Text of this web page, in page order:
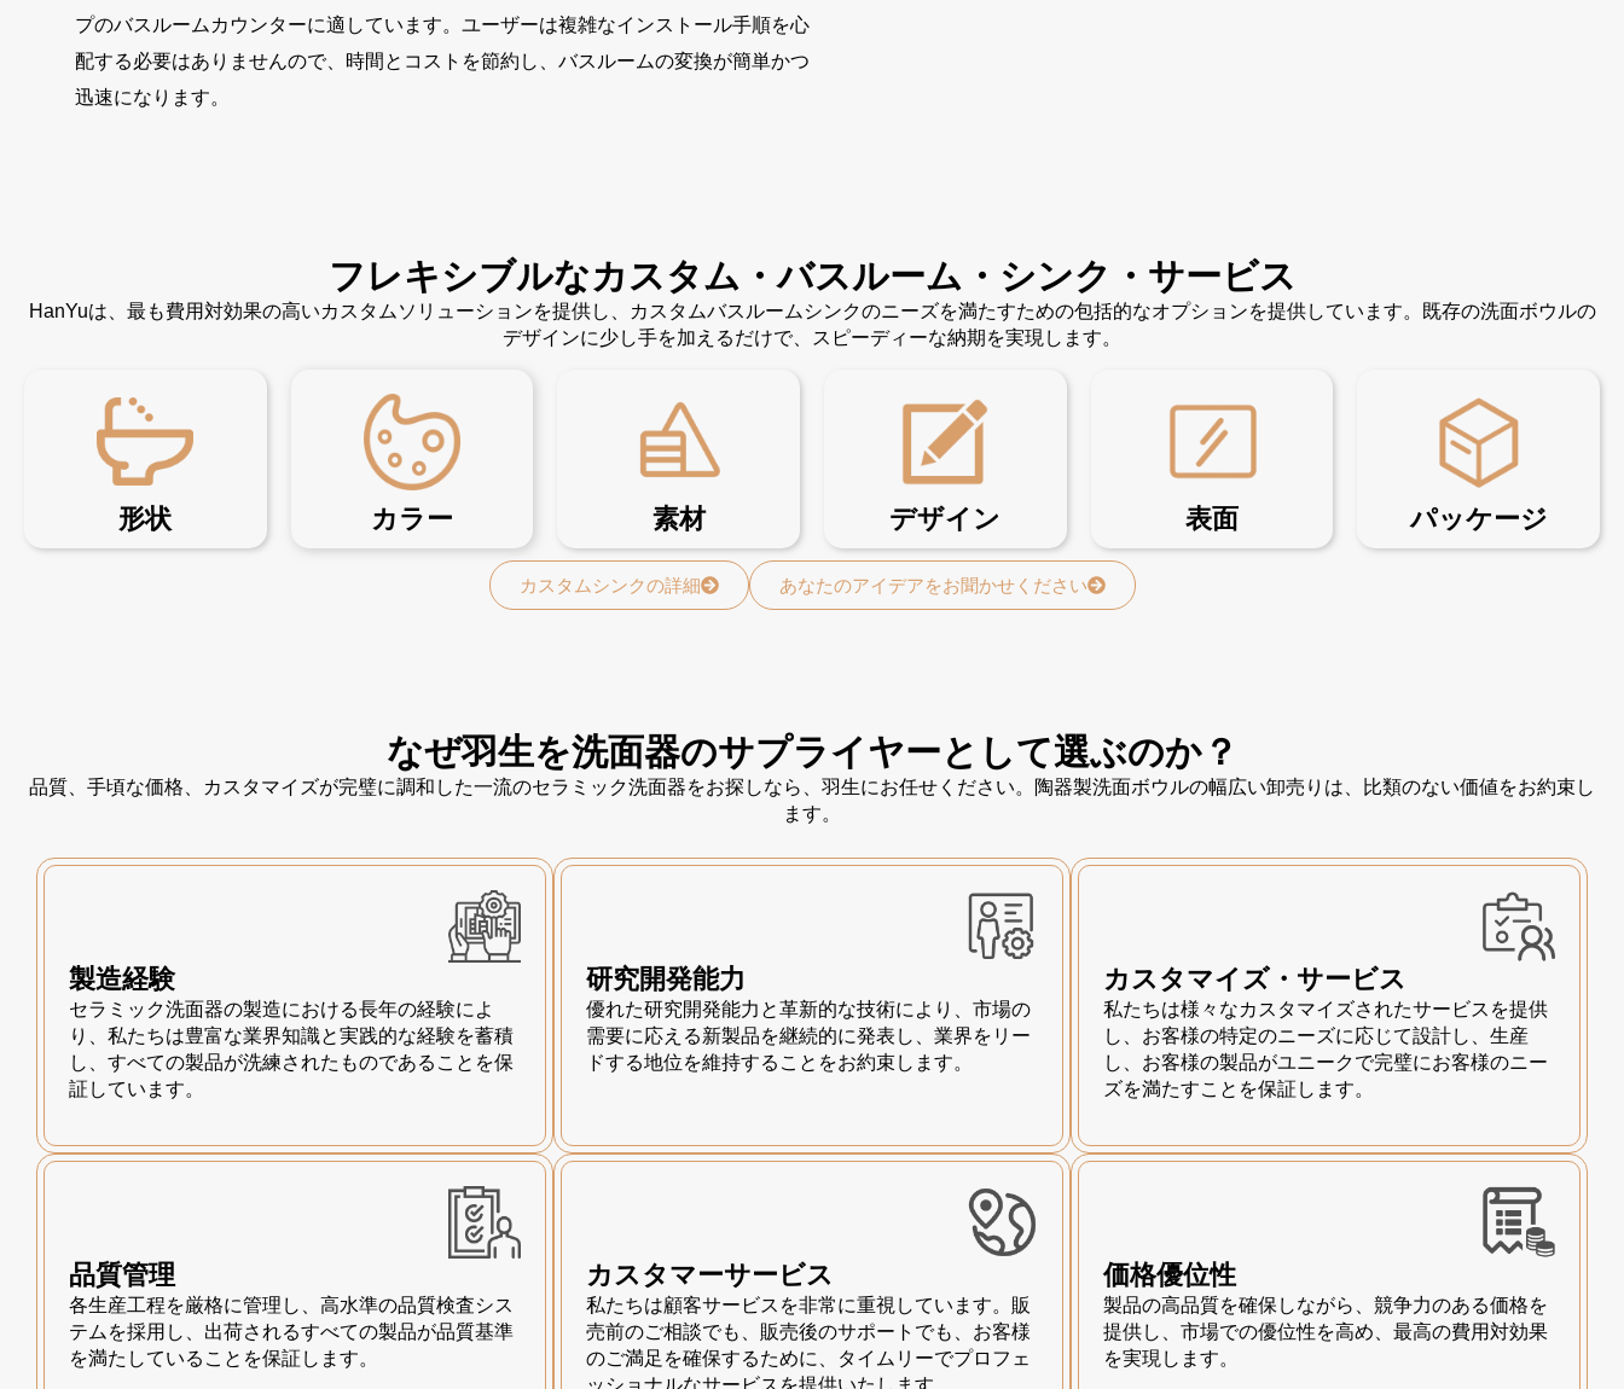
プのバスルームカウンターに適しています。ユーザーは複雑なインストール手順を心
配する必要はありませんので、時間とコストを節約し、バスルームの変換が簡単かつ
迅速になります。
フレキシブルなカスタム・バスルーム・シンク・サービス
HanYuは、最も費用対効果の高いカスタムソリューションを提供し、カスタムバスルームシンクのニーズを満たすための包括的なオプションを提供しています。既存の洗面ボウルの
デザインに少し手を加えるだけで、スピーディーな納期を実現します。
形状 カラー 素材 デザイン 表面 パッケージ
カスタムシンクの詳細 あなたのアイデアをお聞かせください
なぜ羽生を洗面器のサプライヤーとして選ぶのか？
品質、手頃な価格、カスタマイズが完璧に調和した一流のセラミック洗面器をお探しなら、羽生にお任せください。陶器製洗面ボウルの幅広い卸売りは、比類のない価値をお約束し
ます。
製造経験
セラミック洗面器の製造における長年の経験によ
り、私たちは豊富な業界知識と実践的な経験を蓄積
し、すべての製品が洗練されたものであることを保
証しています。
研究開発能力
優れた研究開発能力と革新的な技術により、市場の
需要に応える新製品を継続的に発表し、業界をリー
ドする地位を維持することをお約束します。
カスタマイズ・サービス
私たちは様々なカスタマイズされたサービスを提供
し、お客様の特定のニーズに応じて設計し、生産
し、お客様の製品がユニークで完璧にお客様のニー
ズを満たすことを保証します。
品質管理
各生産工程を厳格に管理し、高水準の品質検査シス
テムを採用し、出荷されるすべての製品が品質基準
を満たしていることを保証します。
カスタマーサービス
私たちは顧客サービスを非常に重視しています。販
売前のご相談でも、販売後のサポートでも、お客様
のご満足を確保するために、タイムリーでプロフェ
ッショナルなサービスを提供いたします。
価格優位性
製品の高品質を確保しながら、競争力のある価格を
提供し、市場での優位性を高め、最高の費用対効果
を実現します。